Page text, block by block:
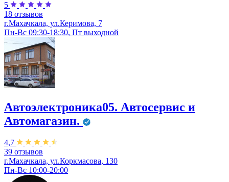
5
18 отзывов
г.Махачкала, ул.Керимова, 7
Пн-Вс 09:30-18:30, Пт выходной
Автоэлектроника05. Автосервис и
Автомагазин.
4,7
39 отзывов
г.Махачкала, ул.Коркмасова, 130
Пн-Вс 10:00-20:00